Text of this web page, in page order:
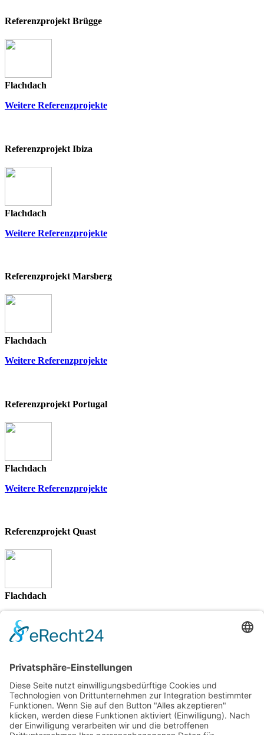
Referenzprojekt Brügge
Flachdach
Weitere Referenzprojekte
Referenzprojekt Ibiza
Flachdach
Weitere Referenzprojekte
Referenzprojekt Marsberg
Flachdach
Weitere Referenzprojekte
Referenzprojekt Portugal
Flachdach
Weitere Referenzprojekte
Referenzprojekt Quast
Flachdach
Flachdach